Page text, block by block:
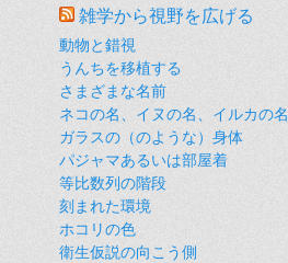
雑学から視野を広げる
動物と錯視
うんちを移植する
さまざまな名前
ネコの名、イヌの名、イルカの名
ガラスの（のような）身体
パジャマあるいは部屋着
等比数列の階段
刻まれた環境
ホコリの色
衛生仮説の向こう側